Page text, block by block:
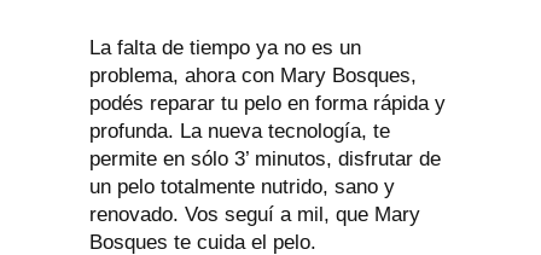
La falta de tiempo ya no es un
problema, ahora con Mary Bosques,
podés reparar tu pelo en forma rápida y
profunda. La nueva tecnología, te
permite en sólo 3’ minutos, disfrutar de
un pelo totalmente nutrido, sano y
renovado. Vos seguí a mil, que Mary
Bosques te cuida el pelo.